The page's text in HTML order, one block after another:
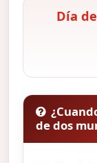
Día
de dos